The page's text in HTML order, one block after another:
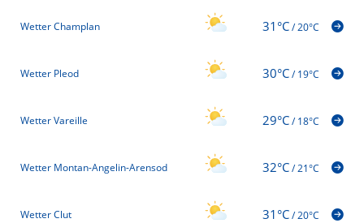
Wetter Champlan 31°C/20°C
Wetter Pleod 30°C/19°C
Wetter Vareille 29°C/18°C
Wetter Montan-Angelin-Arensod 32°C/21°C
Wetter Clut 31°C/20°C